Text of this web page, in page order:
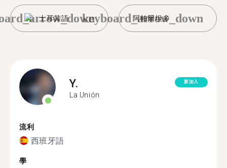
土耳其語 阿帕爾坦多
keyboard_arrow_down
Y.
La Unión
新加入
流利
西班牙語
學